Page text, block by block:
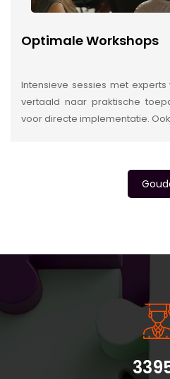
Optimale Workshops
Intensieve sessies met
vertaald naar praktische
voor directe implementatie.
INSIDE